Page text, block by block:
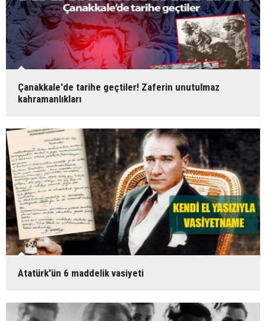
Çanakkale'de tarihe geçtiler! Zaferin unutulmaz
kahramanlıkları
Atatürk'ün 6 maddelik vasiyeti